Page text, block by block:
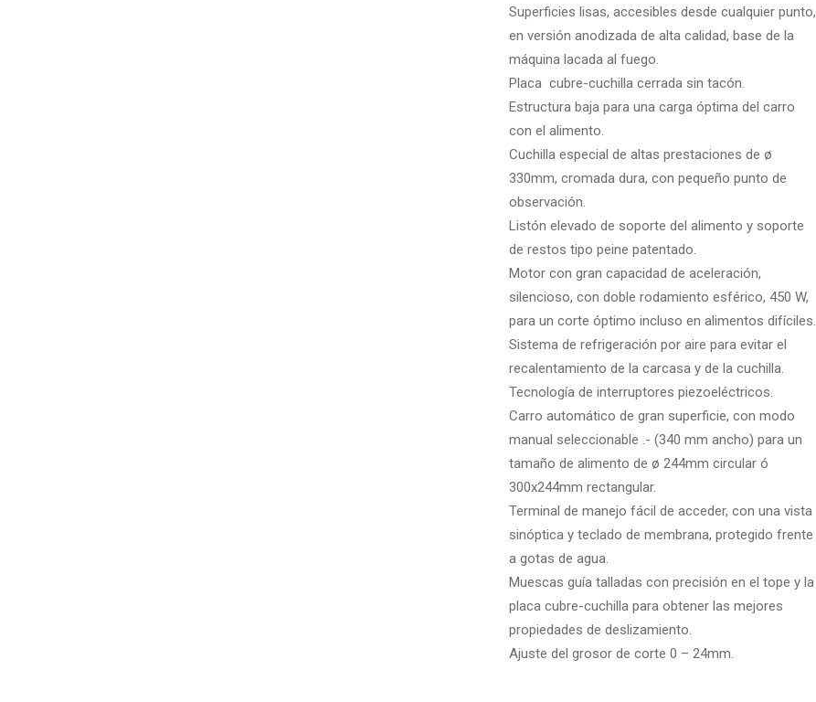
Superficies lisas, accesibles desde cualquier punto,
en versión anodizada de alta calidad, base de la
máquina lacada al fuego.
Placa cubre-cuchilla cerrada sin tacón.
Estructura baja para una carga óptima del carro
con el alimento.
Cuchilla especial de altas prestaciones de ø
330mm, cromada dura, con pequeño punto de
observación.
Listón elevado de soporte del alimento y soporte
de restos tipo peine patentado.
Motor con gran capacidad de aceleración,
silencioso, con doble rodamiento esférico, 450 W,
para un corte óptimo incluso en alimentos difíciles.
Sistema de refrigeración por aire para evitar el
recalentamiento de la carcasa y de la cuchilla.
Tecnología de interruptores piezoeléctricos.
Carro automático de gran superficie, con modo
manual seleccionable .- (340 mm ancho) para un
tamaño de alimento de ø 244mm circular ó
300x244mm rectangular.
Terminal de manejo fácil de acceder, con una vista
sinóptica y teclado de membrana, protegido frente
a gotas de agua.
Muescas guía talladas con precisión en el tope y la
placa cubre-cuchilla para obtener las mejores
propiedades de deslizamiento.
Ajuste del grosor de corte 0 – 24mm.